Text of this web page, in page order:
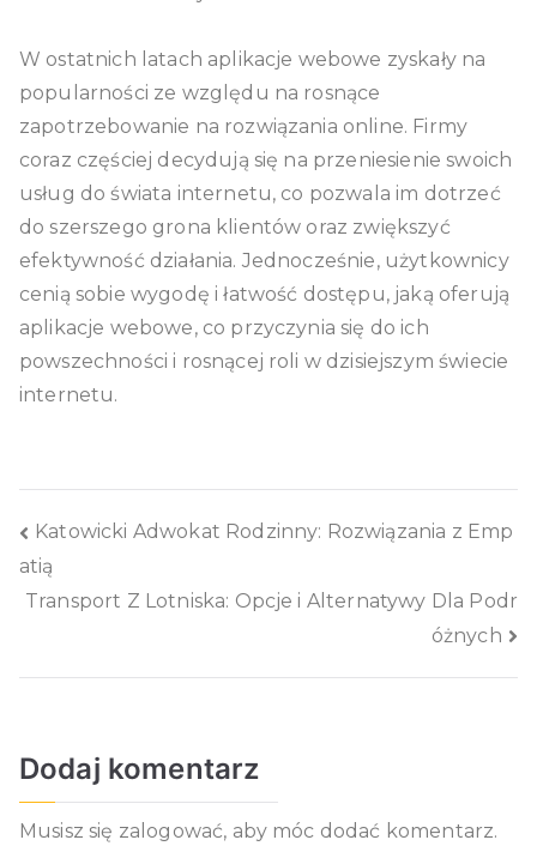
W ostatnich latach aplikacje webowe zyskały na
popularności ze względu na rosnące
zapotrzebowanie na rozwiązania online. Firmy
coraz częściej decydują się na przeniesienie swoich
usług do świata internetu, co pozwala im dotrzeć
do szerszego grona klientów oraz zwiększyć
efektywność działania. Jednocześnie, użytkownicy
cenią sobie wygodę i łatwość dostępu, jaką oferują
aplikacje webowe, co przyczynia się do ich
powszechności i rosnącej roli w dzisiejszym świecie
internetu.
Nawigacja
wpisu
Katowicki Adwokat Rodzinny: Rozwiązania z Emp
atią
Transport Z Lotniska: Opcje i Alternatywy Dla Podr
óżnych
Dodaj komentarz
Musisz się zalogować, aby móc dodać komentarz.